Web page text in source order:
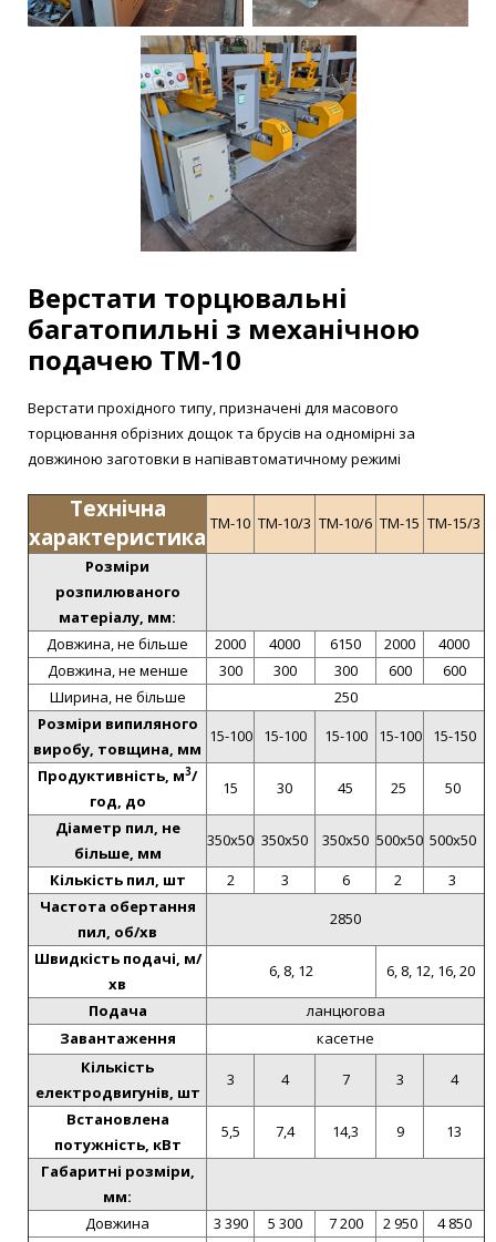
Верстати торцювальні
багатопильні з механічною
подачею ТМ-10
Верстати прохідного типу, призначені для масового
торцювання обрізних дощок та брусів на одномірні за
довжиною заготовки в напівавтоматичному режимі
Технічна
характеристика ТМ-10 ТМ-10/3 ТМ-10/6 ТМ-15 ТМ-15/3
Розміри
розпилюваного
матеріалу, мм:
Довжина, не більше
2000 4000 6150 2000
4000
Довжина, не менше
300 300 300 600
600
Ширина, не більше
250
Розміри випиляного
виробу, товщина, мм
15-100 15-100 15-100 15-100
15-150
Продуктивність, м3/
год, до
15 30 45 25
50
Діаметр пил, не
більше, мм
350х50 350х50 350х50 500х50 500х50
Кількість пил, шт
2 3 6 2
3
Частота обертання
пил, об/хв
2850
Швидкість подачі, м/
хв
6, 8, 12
6, 8, 12, 16, 20
Подача
ланцюгова
Завантаження
касетне
Кількість
електродвигунів, шт
3 4 7 3
4
Встановлена
потужність, кВт
5,5 7,4 14,3 9
13
Габаритні розміри,
мм:
Довжина
3 390 5 300 7 200 2 950
4 850